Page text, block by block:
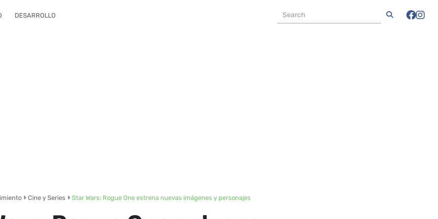
DESARROLLO
Cine y Series Star Wars: Rogue One estrena nuevas imágenes y personajes